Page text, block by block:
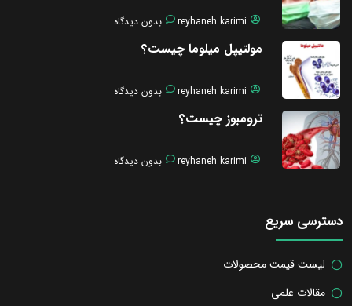
reyhaneh karimi بدون دیدگاه
مولتیپل میلوما چیست؟
reyhaneh karimi بدون دیدگاه
ترومبوز چیست؟
reyhaneh karimi بدون دیدگاه
دسترسی سریع
لیست قیمت محصولات
مقالات علمی